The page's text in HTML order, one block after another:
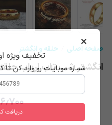
صفحه اصلی حلقه و انگشتر
انگشتر شب تاب ارباب
×
تخفیف ویژه
شماره موبایلت رو وارد کن
دریافت